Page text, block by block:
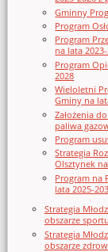
Gminny
Program
Program
na lata
Program
2028
Wieloletni
Gminy na
Założenia
paliwa
Program
Strategia
Olsztynek
Program na
lata 2025-
Strategia
obszarze
Strategia
obszarze